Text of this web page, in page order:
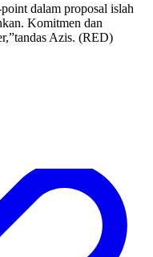
dalam proposal islah
Komitmen dan
Azis. (RED)